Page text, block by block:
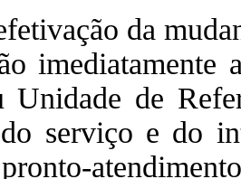
da
imediatamente
Unidade de
do serviço e do